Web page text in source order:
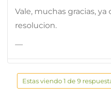
Vale, muchas gracias,
resolucion.
—
Estas viendo 1 de 9